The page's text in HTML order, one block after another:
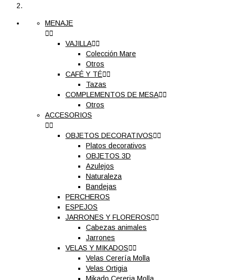
MENAJE

VAJILLA
Colección Mare
Otros
CAFÉ Y TÉ
Tazas
COMPLEMENTOS DE MESA
Otros
ACCESORIOS

OBJETOS DECORATIVOS
Platos decorativos
OBJETOS 3D
Azulejos
Naturaleza
Bandejas
PERCHEROS
ESPEJOS
JARRONES Y FLOREROS
Cabezas animales
Jarrones
VELAS Y MIKADOS
Velas Cerería Molla
Velas Ortigia